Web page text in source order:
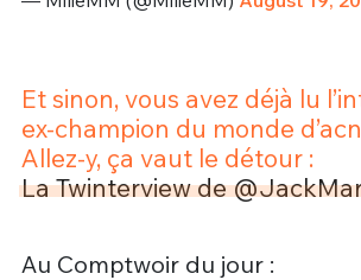
Et sinon, vous avez déjà lu
ex-champion du monde
Allez-y, ça vaut le détour :
La Twinterview de
Au Comptwoir du jour :